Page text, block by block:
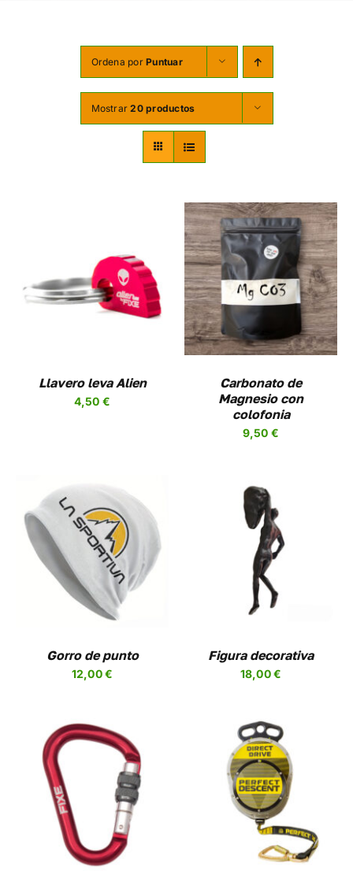
SOBRE NOSOTROS
BLOG
MI CUENTA
CARRITO
Ordena porPuntuar
Mostrar20 productos
Llavero leva Alien
4,50 €
AÑADIR AL CARRITO
/
DETALLES
Carbonato de
Magnesio con
colofonia
9,50 €
Gorro de punto
12,00€
AÑADIR AL CARRITO
DETALLES
Figura decorativa
18,00€
SELECCIONAR
OPCIONES ESTE
PRODUCTO
TIENE
MÚLTIPLES
/
DETALLES